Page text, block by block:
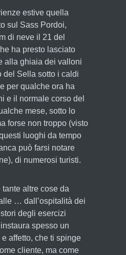
estive quella
sul Sass Pordoi,
di neve il 21 del
ha presto lasciato
alla ghiaia dei valloni
del Sella sotto i caldi
per qualche ora ha
e il normale corso del
mese, sotto lo
forse non troppo (visto
luoghi da tempo
può farsi notare
di numerosi turisti.
altre cose da
… dall’ospitalità dei
degli esercizi
spesso un
affetto, che ti spinge
cliente, ma come